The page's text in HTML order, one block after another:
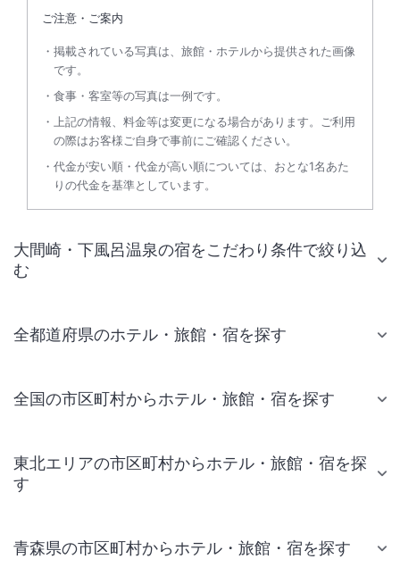
ご注意・ご案内
掲載されている写真は、旅館・ホテルから提供された画像
です。
食事・客室等の写真は一例です。
上記の情報、料金等は変更になる場合があります。ご利用
の際はお客様ご自身で事前にご確認ください。
代金が安い順・代金が高い順については、おとな1名あた
りの代金を基準としています。
大間崎・下風呂温泉の宿をこだわり条件で絞り込
む
全都道府県のホテル・旅館・宿を探す
全国の市区町村からホテル・旅館・宿を探す
東北エリアの市区町村からホテル・旅館・宿を探
す
青森県の市区町村からホテル・旅館・宿を探す